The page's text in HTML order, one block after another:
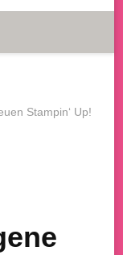
Stampin‘ Up!